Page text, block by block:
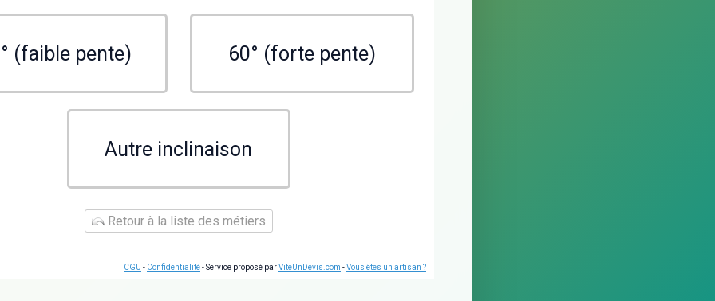
(faible pente) 60° (forte pente)
Autre inclinaison
Retour à la liste des métiers
CGU - Confidentialité- Service proposé parViteUnDevis.com -Vous êtes un artisan ?